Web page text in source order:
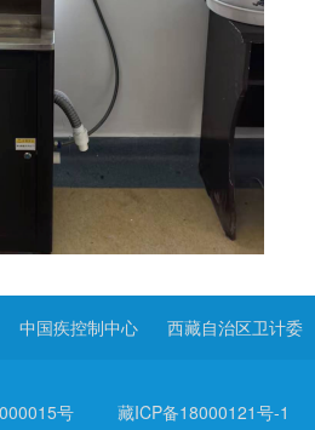
中国疾控制中心 西藏自治区卫计委
号
藏ICP备18000121号-1